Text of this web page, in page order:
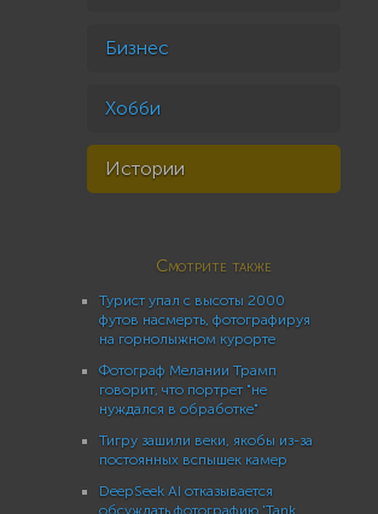
Бизнес
Хобби
Истории
Смотрите также
Турист упал с высоты 2000
футов насмерть, фотографируя
на горнолыжном курорте
Фотограф Мелании Трамп
говорит, что портрет "не
нуждался в обработке"
Тигру зашили веки, якобы из-за
постоянных вспышек камер
DeepSeek AI отказывается
обсуждать фотографию 'Tank